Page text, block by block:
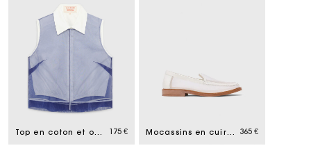
Top en coton et organza amovible 175 € Mocassins en cuir et mesh 365 €